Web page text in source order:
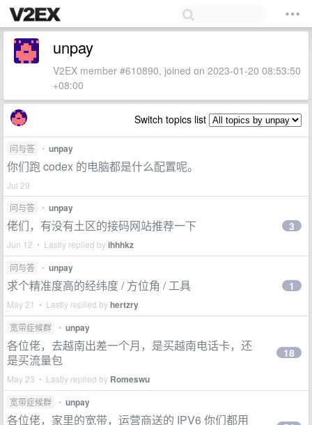
unpay
V2EX member #610890, joined on 2023-01-20 08:53:50
+08:00
Switch topics list
问与答 • unpay
你们跑 codex 的电脑都是什么配置呢。
Jul 29
问与答
• unpay
佬们，有没有土区的接码网站推荐一下
Jun 12 • Lastly replied byihhhkz
3
问与答 • unpay
求个精准度高的经纬度 / 方位角 / 工具
May 21 • Lastly replied byhertzry
1
宽带症候群 • unpay
各位佬，去越南出差一个月，是买越南电话卡，还
是买流量包
May 23 • Lastly replied by Romeswu
18
宽带症候群 • unpay
各位佬，家里的宽带，运营商送的 IPV6 你们都用